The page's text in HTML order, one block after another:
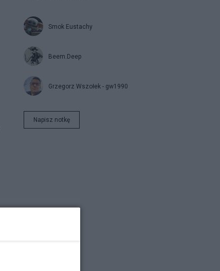
Smok Eustachy
Beem.Deep
Grzegorz Wszołek - gw1990
Napisz notkę